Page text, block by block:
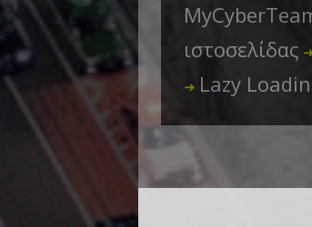
ιστοσελίδας
➜ Lazy